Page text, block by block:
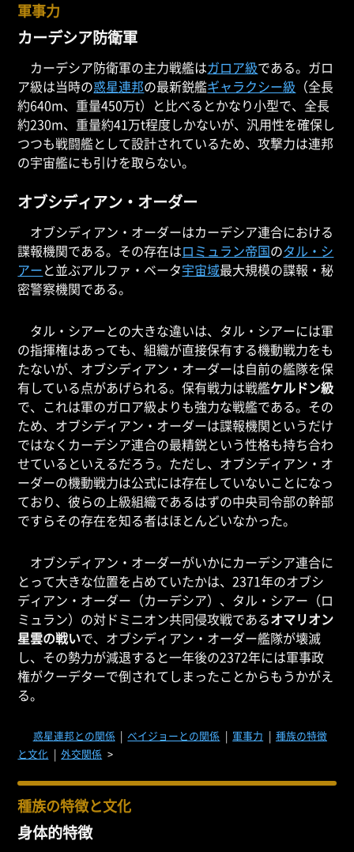
軍事力
カーデシア防衛軍
カーデシア防衛軍の主力戦艦はガロア級である。ガロ
ア級は当時の惑星連邦の最新鋭艦ギャラクシー級 （全長
約640m、重量450万t）と比べるとかなり小型で、全長
約230m、重量約41万t程度しかないが、汎用性を確保し
つつも戦闘艦として設計されているため、攻撃力は連邦
の宇宙艦にも引けを取らない。
オブシディアン・オーダー
オブシディアン・オーダーはカーデシア連合における
諜報機関である。その存在はロミュラン帝国のタル・シ
アーと並ぶアルファ・ベータ宇宙域最大規模の諜報・秘
密警察機関である。
タル・シアーとの大きな違いは、タル・シアーには軍
の指揮権はあっても、組織が直接保有する機動戦力をも
たないが、オブシディアン・オーダーは自前の艦隊を保
有している点があげられる。保有戦力は戦艦ケルドン級
で、これは軍のガロア級よりも強力な戦艦である。その
ため、オブシディアン・オーダーは諜報機関というだけ
ではなくカーデシア連合の最精鋭という性格も持ち合わ
せているといえるだろう。ただし、オブシディアン・オ
ーダーの機動戦力は公式には存在していないことになっ
ており、彼らの上級組織であるはずの中央司令部の幹部
ですらその存在を知る者はほとんどいなかった。
オブシディアン・オーダーがいかにカーデシア連合に
とって大きな位置を占めていたかは、2371年のオブシ
ディアン・オーダー（カーデシア）、タル・シアー（ロ
ミュラン）の対ドミニオン共同侵攻戦であるオマリオン
星雲の戦いで、オブシディアン・オーダー艦隊が壊滅
し、その勢力が減退すると一年後の2372年には軍事政
権がクーデターで倒されてしまったことからもうかがえ
る。
惑星連邦との関係 | ベイジョーとの関係 | 軍事力 | 種族の特徴
と文化 | 外交関係 >
種族の特徴と文化
身体的特徴